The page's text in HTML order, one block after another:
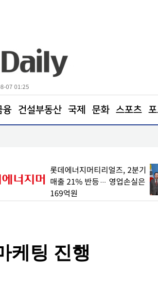
07 01:25
융 건설부동산 국제 문화 스포츠
롯데에너지머티리얼즈, 2분기
매출 21% 반등… 영업손실은
169억원
케팅 진행